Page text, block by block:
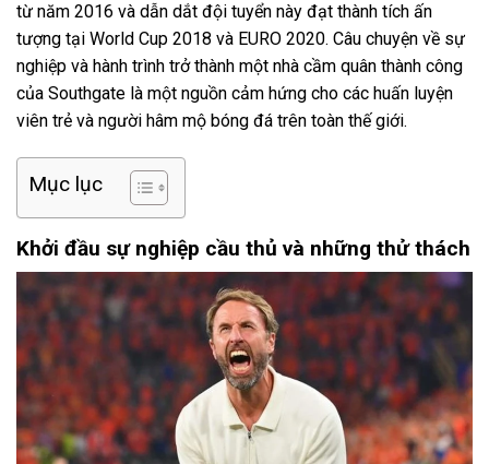
từ năm 2016 và dẫn dắt đội tuyển này đạt thành tích ấn
tượng tại World Cup 2018 và EURO 2020. Câu chuyện về sự
nghiệp và hành trình trở thành một nhà cầm quân thành công
của Southgate là một nguồn cảm hứng cho các huấn luyện
viên trẻ và người hâm mộ bóng đá trên toàn thế giới.
Mục lục
Khởi đầu sự nghiệp cầu thủ và những thử thách